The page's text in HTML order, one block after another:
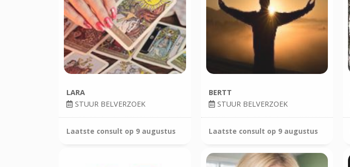
LARA
STUUR BELVERZOEK
Laatste consult op 9 augustus
BERTT
STUUR BELVERZOEK
Laatste consult op 9 augustus